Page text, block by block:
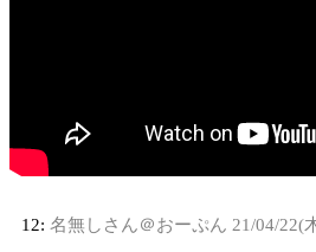
12: 名無しさん＠おーぷん 21/04/22(